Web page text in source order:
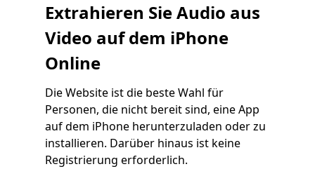
Extrahieren Sie Audio aus
Video auf dem iPhone
Online
Die Website ist die beste Wahl für
Personen, die nicht bereit sind, eine App
auf dem iPhone herunterzuladen oder zu
installieren. Darüber hinaus ist keine
Registrierung erforderlich.